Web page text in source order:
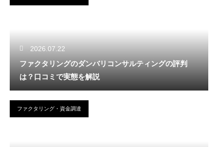
2026.07.22
ファクタリングのダンバリコンサルティングの評判
は？口コミで実態を解説
ファクタリング・資金調達